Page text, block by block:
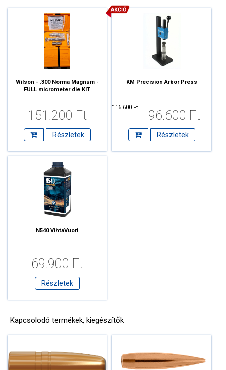
Wilson - .300 Norma Magnum -
FULL micrometer die KIT
151.200 Ft
Részletek
KM Precision Arbor Press
116.600 Ft
96.600 Ft
Részletek
N540 VihtaVuori
69.900 Ft
Részletek
Kapcsolodó termékek, kiegészítők